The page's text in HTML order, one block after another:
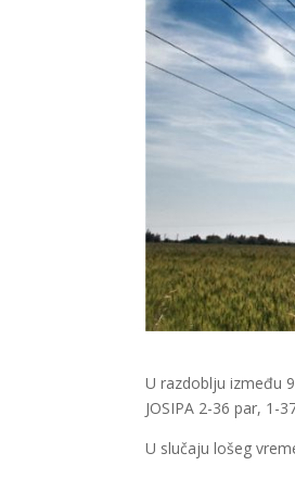
U razdoblju između
JOSIPA 2-36 par, 1-
U slučaju lošeg